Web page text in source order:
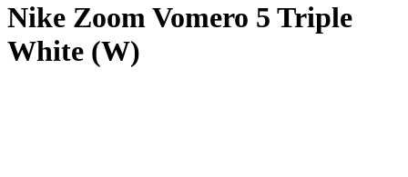
Nike Zoom Vomero 5 Triple
White (W)